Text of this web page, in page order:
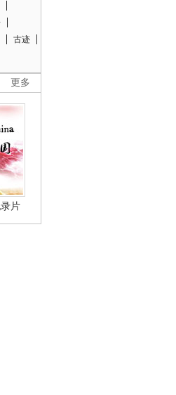
古迹
更多
片